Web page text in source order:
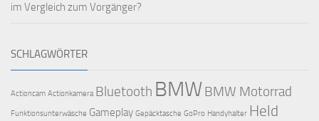
im Vergleich zum Vorgänger?
SCHLAGWÖRTER
Actioncam Actionkamera Bluetooth BMWBMW Motorrad
Funktionsunterwäsche Gameplay Gepäcktasche GoPro Handyhalter Held